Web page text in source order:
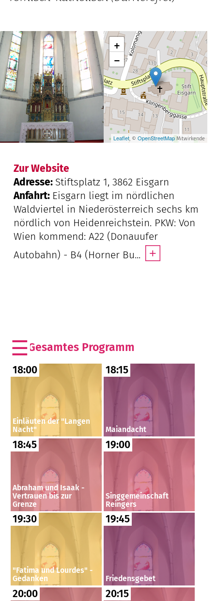
gesamte Programm dieser Kirche
18:00
Einläuten der "Langen
Nacht"
18:15
Maiandacht
18:45
Abraham und Isaak -
Vertrauen bis zur
Grenze
19:00
Singgemeinschaft
Reingers
19:30
"Fatima und Lourdes" -
Gedanken
19:45
Friedensgebet
20:00 20:15
+
−
Leaflet, © OpenStreetMap Mitwirkende
Zur Website
Adresse: Stiftsplatz 1, 3862 Eisgarn
Anfahrt: Eisgarn liegt im nördlichen
Waldviertel in Niederösterreich sechs km
nördlich von Heidenreichstein. PKW: Von
Wien kommend: A22 (Donauufer
Autobahn) - B4 (Horner Bu...
+